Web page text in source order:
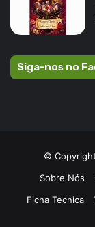
Siga-nos no
©
Sobre Nós
Ficha Tecnica